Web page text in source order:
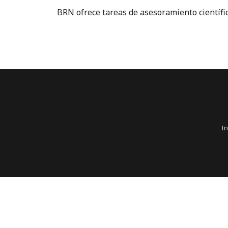
BRN ofrece tareas de asesoramiento